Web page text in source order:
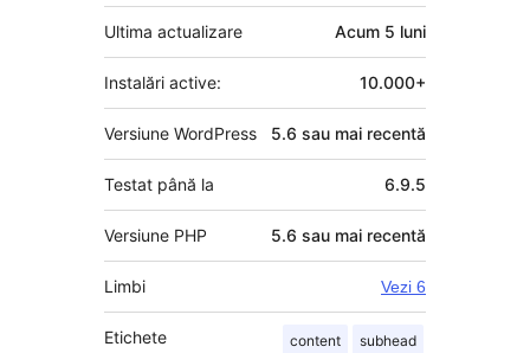
Ultima actualizare Acum 5 luni
Instalări active: 10.000+
Versiune WordPress 5.6 sau mai recentă
Testat până la 6.9.5
Versiune PHP 5.6 sau mai recentă
Limbi Vezi 6
Etichete content subhead